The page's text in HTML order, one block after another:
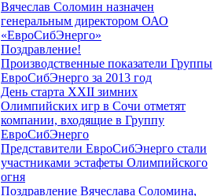
Вячеслав Соломин назначен
генеральным директором ОАО
«ЕвроСибЭнерго»
Поздравление!
Производственные показатели Группы
ЕвроСибЭнерго за 2013 год
День старта XXII зимних
Олимпийских игр в Сочи отметят
компании, входящие в Группу
ЕвроСибЭнерго
Представители ЕвроСибЭнерго стали
участниками эстафеты Олимпийского
огня
Поздравление Вячеслава Соломина,